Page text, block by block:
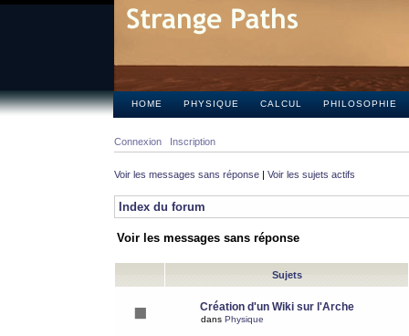
HOME PHYSIQUE CALCUL PHILOSOPHIE
Connexion Inscription
Voir les messages sans réponse | Voir les sujets actifs
Index du forum
Voir les messages sans réponse
Sujets
Création d'un Wiki sur l'Arche
dans Physique